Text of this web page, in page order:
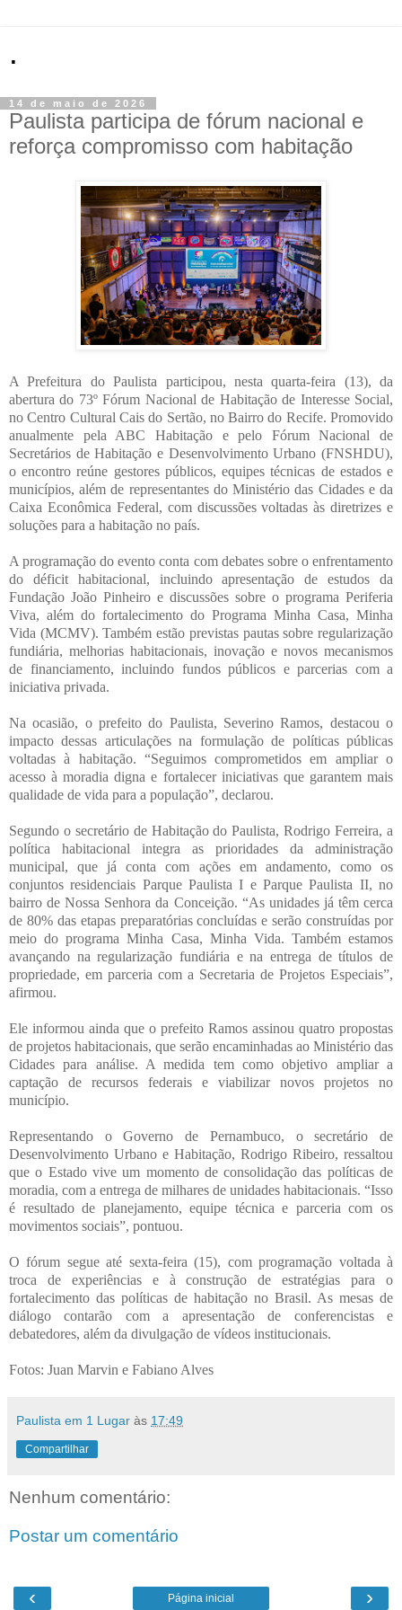
.
14 de maio de 2026
Paulista participa de fórum nacional e
reforça compromisso com habitação
A Prefeitura do Paulista participou, nesta quarta-feira (13), da
abertura do 73º Fórum Nacional de Habitação de Interesse Social,
no Centro Cultural Cais do Sertão, no Bairro do Recife. Promovido
anualmente pela ABC Habitação e pelo Fórum Nacional de
Secretários de Habitação e Desenvolvimento Urbano (FNSHDU),
o encontro reúne gestores públicos, equipes técnicas de estados e
municípios, além de representantes do Ministério das Cidades e da
Caixa Econômica Federal, com discussões voltadas às diretrizes e
soluções para a habitação no país.
A programação do evento conta com debates sobre o enfrentamento
do déficit habitacional, incluindo apresentação de estudos da
Fundação João Pinheiro e discussões sobre o programa Periferia
Viva, além do fortalecimento do Programa Minha Casa, Minha
Vida (MCMV). Também estão previstas pautas sobre regularização
fundiária, melhorias habitacionais, inovação e novos mecanismos
de financiamento, incluindo fundos públicos e parcerias com a
iniciativa privada.
Na ocasião, o prefeito do Paulista, Severino Ramos, destacou o
impacto dessas articulações na formulação de políticas públicas
voltadas à habitação. “Seguimos comprometidos em ampliar o
acesso à moradia digna e fortalecer iniciativas que garantem mais
qualidade de vida para a população”, declarou.
Segundo o secretário de Habitação do Paulista, Rodrigo Ferreira, a
política habitacional integra as prioridades da administração
municipal, que já conta com ações em andamento, como os
conjuntos residenciais Parque Paulista I e Parque Paulista II, no
bairro de Nossa Senhora da Conceição. “As unidades já têm cerca
de 80% das etapas preparatórias concluídas e serão construídas por
meio do programa Minha Casa, Minha Vida. Também estamos
avançando na regularização fundiária e na entrega de títulos de
propriedade, em parceria com a Secretaria de Projetos Especiais”,
afirmou.
Ele informou ainda que o prefeito Ramos assinou quatro propostas
de projetos habitacionais, que serão encaminhadas ao Ministério das
Cidades para análise. A medida tem como objetivo ampliar a
captação de recursos federais e viabilizar novos projetos no
município.
Representando o Governo de Pernambuco, o secretário de
Desenvolvimento Urbano e Habitação, Rodrigo Ribeiro, ressaltou
que o Estado vive um momento de consolidação das políticas de
moradia, com a entrega de milhares de unidades habitacionais. “Isso
é resultado de planejamento, equipe técnica e parceria com os
movimentos sociais”, pontuou.
O fórum segue até sexta-feira (15), com programação voltada à
troca de experiências e à construção de estratégias para o
fortalecimento das políticas de habitação no Brasil. As mesas de
diálogo contarão com a apresentação de conferencistas e
debatedores, além da divulgação de vídeos institucionais.
Fotos: Juan Marvin e Fabiano Alves
Paulista em 1 Lugar às 17:49
Compartilhar
Nenhum comentário:
Postar um comentário
‹ ›
Página inicial